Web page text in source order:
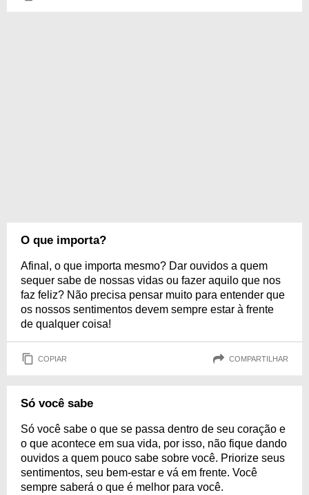
O que importa?
Afinal, o que importa mesmo? Dar ouvidos a quem
sequer sabe de nossas vidas ou fazer aquilo que nos
faz feliz? Não precisa pensar muito para entender que
os nossos sentimentos devem sempre estar à frente
de qualquer coisa!
COPIAR COMPARTILHAR
Só você sabe
Só você sabe o que se passa dentro de seu coração e
o que acontece em sua vida, por isso, não fique dando
ouvidos a quem pouco sabe sobre você. Priorize seus
sentimentos, seu bem-estar e vá em frente. Você
sempre saberá o que é melhor para você.